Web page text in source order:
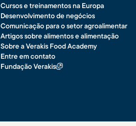
Cursos e treinamentos na Europa
Desenvolvimento de negócios
Comunicação para o setor agroalimentar
Artigos sobre alimentos e alimentação
Sobre a Verakis Food Academy
Entre em contato
Fundação Verakis